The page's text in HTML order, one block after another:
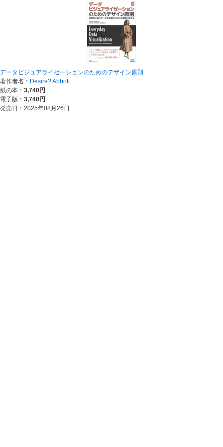
データビジュアライゼーションのためのデザイン原則
著作者名： Desire? Abbott
紙の本： 3,740円
電子版： 3,740円
発売日：2025年08月26日